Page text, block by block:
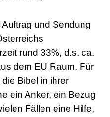
und Sendung
rund 33%, d.s. ca.
dem EU Raum. Für
Bibel in ihrer
ein Anker, ein Bezug
Fällen eine Hilfe,